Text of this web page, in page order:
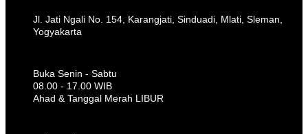
Jl. Jati Ngali No. 154, Karangjati, Sinduadi, Mlati, Sleman,
Yogyakarta
Buka Senin - Sabtu
08.00 - 17.00 WIB
Ahad & Tanggal Merah LIBUR